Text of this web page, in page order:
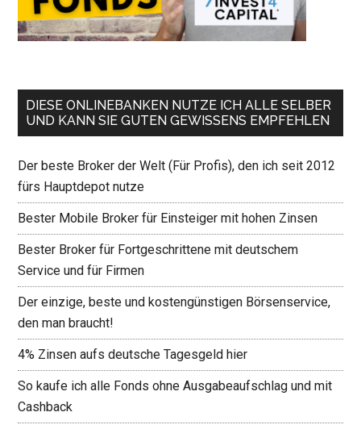
DIESE ONLINEBANKEN NUTZE ICH ALLE SELBER
UND KANN SIE GUTEN GEWISSENS EMPFEHLEN
Der beste Broker der Welt (Für Profis), den ich seit 2012
fürs Hauptdepot nutze
Bester Mobile Broker für Einsteiger mit hohen Zinsen
Bester Broker für Fortgeschrittene mit deutschem
Service und für Firmen
Der einzige, beste und kostengünstigen Börsenservice,
den man braucht!
4% Zinsen aufs deutsche Tagesgeld hier
So kaufe ich alle Fonds ohne Ausgabeaufschlag und mit
Cashback